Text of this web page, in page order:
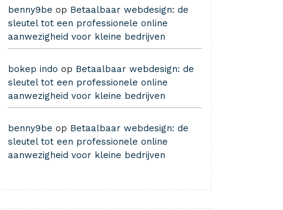
benny9be op Betaalbaar webdesign: de
sleutel tot een professionele online
aanwezigheid voor kleine bedrijven
bokep indo op Betaalbaar webdesign: de
sleutel tot een professionele online
aanwezigheid voor kleine bedrijven
benny9be op Betaalbaar webdesign: de
sleutel tot een professionele online
aanwezigheid voor kleine bedrijven